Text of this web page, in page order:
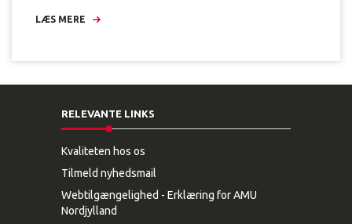
LÆS MERE
RELEVANTE LINKS
Kvaliteten hos os
Tilmeld nyhedsmail
Webtilgængelighed - Erklæring for AMU
Nordjylland